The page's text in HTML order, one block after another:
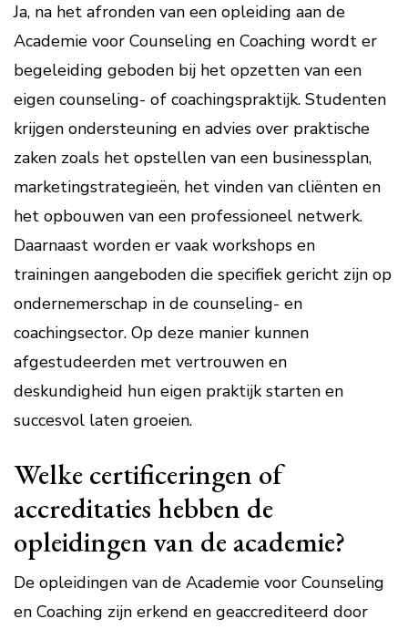
Ja, na het afronden van een opleiding aan de
Academie voor Counseling en Coaching wordt er
begeleiding geboden bij het opzetten van een
eigen counseling- of coachingspraktijk. Studenten
krijgen ondersteuning en advies over praktische
zaken zoals het opstellen van een businessplan,
marketingstrategieën, het vinden van cliënten en
het opbouwen van een professioneel netwerk.
Daarnaast worden er vaak workshops en
trainingen aangeboden die specifiek gericht zijn op
ondernemerschap in de counseling- en
coachingsector. Op deze manier kunnen
afgestudeerden met vertrouwen en
deskundigheid hun eigen praktijk starten en
succesvol laten groeien.
Welke certificeringen of
accreditaties hebben de
opleidingen van de academie?
De opleidingen van de Academie voor Counseling
en Coaching zijn erkend en geaccrediteerd door